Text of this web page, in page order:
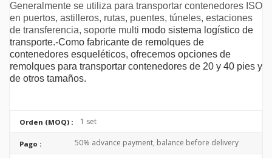
Generalmente se utiliza para transportar contenedores ISO
en puertos, astilleros, rutas, puentes, túneles, estaciones
de transferencia, soporte multi modo sistema logístico de
transporte.-Como fabricante de remolques de
contenedores esqueléticos, ofrecemos opciones de
remolques para transportar contenedores de 20 y 40 pies y
de otros tamaños.
Orden (MOQ) : 1 set
Pago : 50% advance payment, balance before delivery